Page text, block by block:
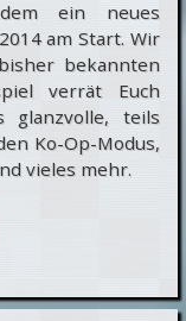
ein neues
am Start. Wir
bekannten
verrät Euch
teils
Ko-Op-Modus,
vieles mehr.